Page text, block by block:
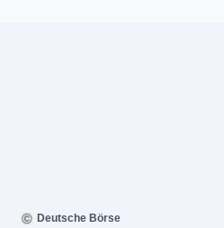
Deutsche Börse